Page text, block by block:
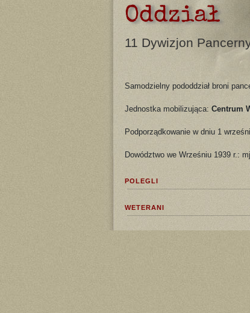
Oddział
11 Dywizjon
Samodzielny pododdział broni
Jednostka mobilizująca: Centrum
Podporządkowanie w dniu 1
Dowództwo we Wrześniu 1939 r.:
POLEGLI
WETERANI